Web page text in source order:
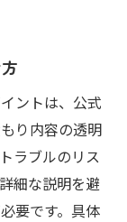
ントは、公式
り内容の透明
ラブルのリス
細な説明を避
要です。具体